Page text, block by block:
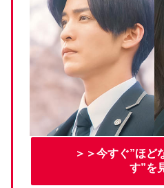
＞＞今すぐ”ほど
す”を